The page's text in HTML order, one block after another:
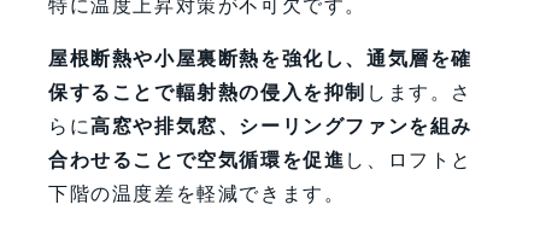
特に温度上昇対策が不可欠です。
屋根断熱や小屋裏断熱を強化し、通気層を確
保することで輻射熱の侵入を抑制 します。さ
らに高窓や排気窓、シーリングファンを組み
合わせることで空気循環を促進 し、ロフトと
下階の温度差を軽減できます。